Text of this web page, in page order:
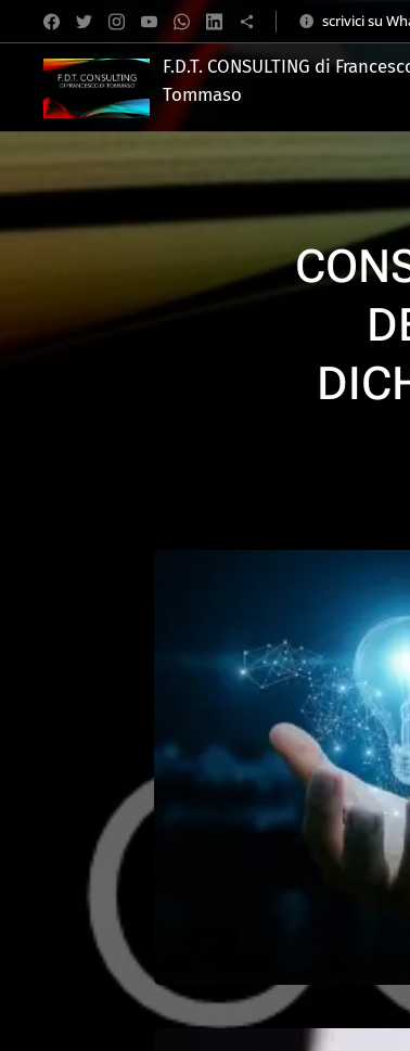
scrivici su
F.D.T. CONSULTING di
Tommaso
.